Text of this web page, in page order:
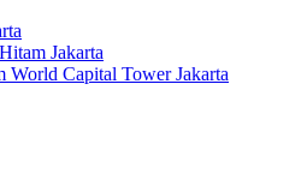
Jakarta
Capital Tower Jakarta